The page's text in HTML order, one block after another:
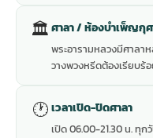
🏛 ศาลา / ห้องบำเพ็ญกุ
พระอารามหลวงมีศาลา
วางพวงหรีดต้องเรียบร้
🕐 เวลาเปิด-ปิดศาลา
เปิด 06.00-21.30 น. ทุ